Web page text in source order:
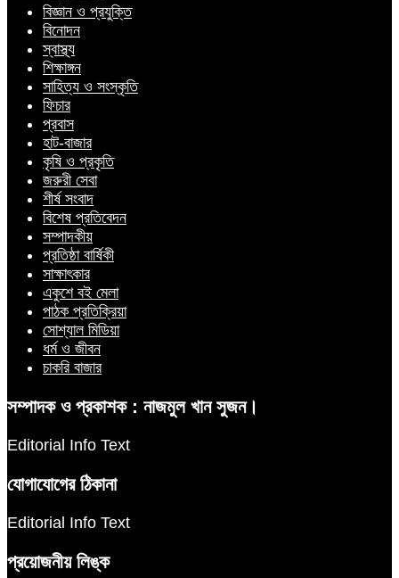
বিজ্ঞান ও প্রযুক্তি
বিনোদন
স্বাস্থ্য
শিক্ষাঙ্গন
সাহিত্য ও সংস্কৃতি
ফিচার
প্রবাস
হাট-বাজার
কৃষি ও প্রকৃতি
জরুরী সেবা
শীর্ষ সংবাদ
বিশেষ প্রতিবেদন
সম্পাদকীয়
প্রতিষ্ঠা বার্ষিকী
সাক্ষাৎকার
একুশে বই মেলা
পাঠক প্রতিক্রিয়া
সোশ্যাল মিডিয়া
ধর্ম ও জীবন
চাকরি বাজার
সম্পাদক ও প্রকাশক : নাজমুল খান সুজন।
Editorial Info Text
যোগাযোগের ঠিকানা
Editorial Info Text
প্রয়োজনীয় লিঙ্ক